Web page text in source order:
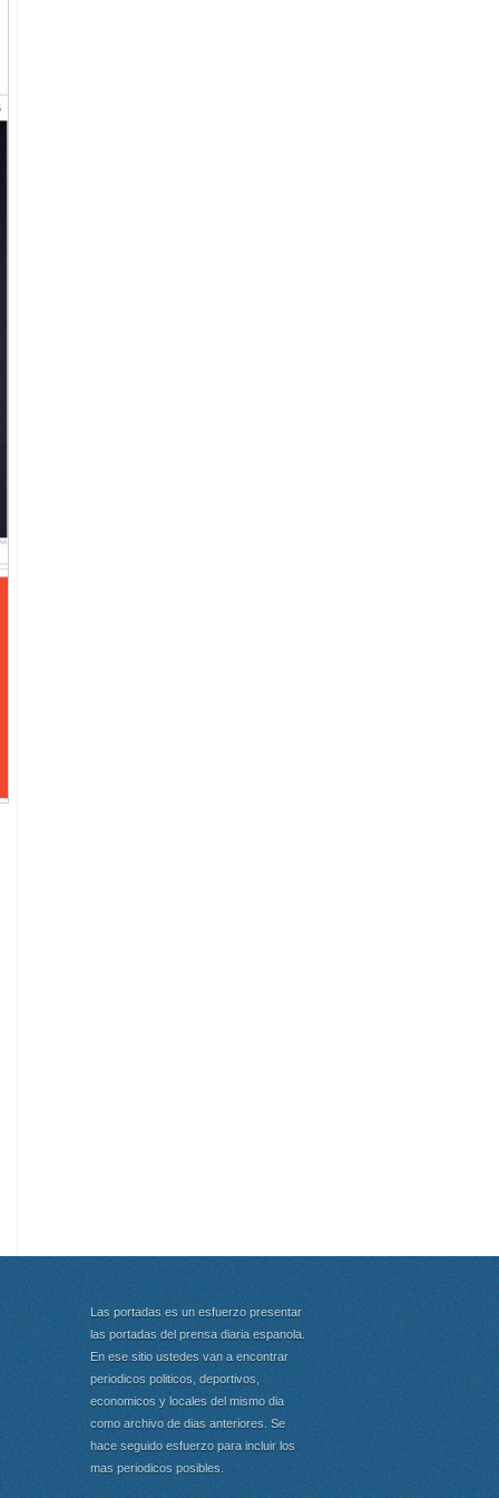
Las portadas es un esfuerzo presentar
las portadas del prensa diaria espanola.
En ese sitio ustedes van a encontrar
periodicos politicos, deportivos,
economicos y locales del mismo dia
como archivo de dias anteriores. Se
hace seguido esfuerzo para incluir los
mas periodicos posibles.